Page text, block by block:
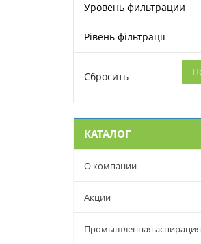
Уровень фильтрации
Рівень фільтрації
КАТАЛОГ
О компании
Акции
Промышленная аспирация